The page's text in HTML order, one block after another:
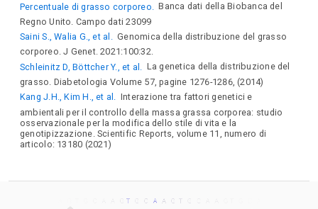
RBPJ RFLNA RIN3 RMC1 RMDN1
RPGRIP1L
RPL10L RPRD2 RSPO3 RSU1
SAMD13
SAMD8 SATB1 SBF2 SCLT1 SCN3A
SDCCAG8 SEC16B SEMA6D
SGK1 SHOX2 SHTN1 SKIDA1 SLC10A2 SLC12A2
SLC14A2 SLC25A37 SLC2A2 SLC35F6 SLC39A8
SLC45A1 SLC5A11 SLC8A1 SLCO3A1 SLF1 SLIT2
SLITRK6 SMAD3 SMIM30 SNRPC SNTB2 SNX11
SNX19 SOS2 SOX9 SPHKAP SREK1IP1 SRGAP1
SRL
SRPK2 SRRM2
TAOK2 TBC1D7 TCERG1L TCF7L2 TEAD1 TEAD3
TFAP2B THAP3
Percentuale di grasso corporeo.
Banca dati della Biobanca del
Regno Unito. Campo dati 23099
Saini S., Walia G., et al. Genomica della distribuzione del grasso
corporeo. J Genet. 2021:100:32.
Schleinitz D, Böttcher Y., et al.
La genetica della distribuzione del
grasso. Diabetologia Volume 57, pagine 1276-1286, (2014)
Kang J.H., Kim H., et al. Interazione tra fattori genetici e
ambientali per il controllo della massa grassa corporea: studio
osservazionale per la modifica dello stile di vita e la
genotipizzazione. Scientific Reports, volume 11, numero di
articolo: 13180 (2021)